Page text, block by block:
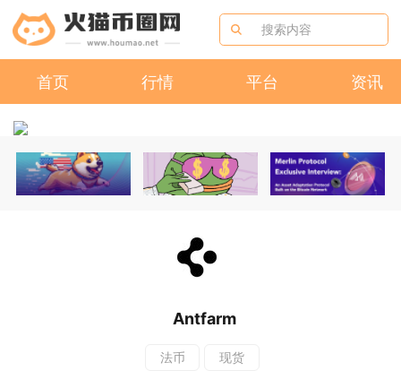
首页 行情 平台 资讯
Antfarm
法币 现货